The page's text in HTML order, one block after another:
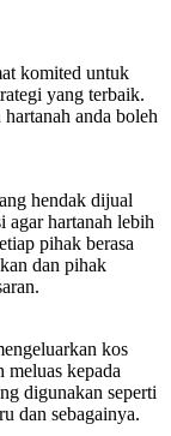
komited untuk
yang terbaik.
anda boleh
hendak dijual
agar hartanah lebih
pihak berasa
dan pihak
kos
kepada
digunakan seperti
dan sebagainya.